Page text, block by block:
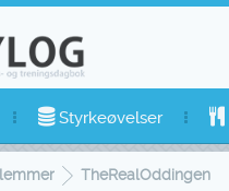
Styrkeøvelser
TheRealOddingen